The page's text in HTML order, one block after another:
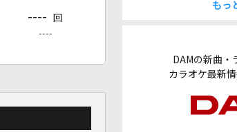
もっ
DAMの新曲・
カラオケ最新
---- 回
----